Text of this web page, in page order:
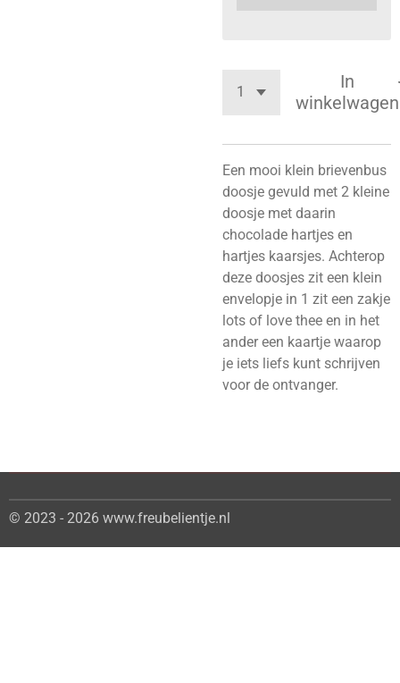
In
winkelwagen
Een mooi klein brievenbus
doosje gevuld met 2 kleine
doosje met daarin
chocolade hartjes en
hartjes kaarsjes. Achterop
deze doosjes zit een klein
envelopje in 1 zit een zakje
lots of love thee en in het
ander een kaartje waarop
je iets liefs kunt schrijven
voor de ontvanger.
© 2023 - 2026 www.freubelientje.nl